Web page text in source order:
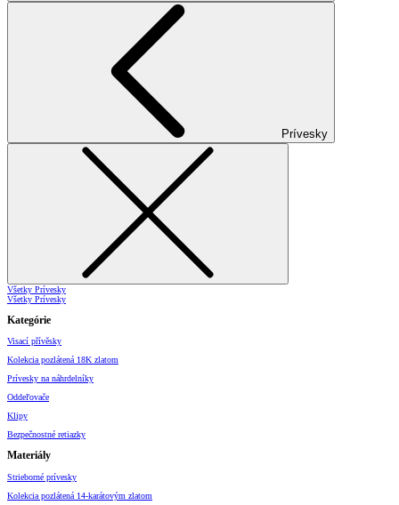
Prívesky
Všetky Prívesky
Všetky Prívesky
Kategórie
Visací přívěsky
Kolekcia pozlátená 18K zlatom
Prívesky na náhrdelníky
Oddeľovače
Klipy
Bezpečnostné retiazky
Materiály
Strieborné prívesky
Kolekcia pozlátená 14-karátovým zlatom